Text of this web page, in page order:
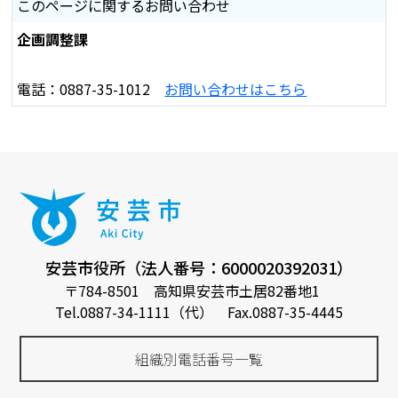
このページに関するお問い合わせ
企画調整課
電話：0887-35-1012 お問い合わせはこちら
安芸市役所（法人番号：6000020392031）
〒784-8501 高知県安芸市土居82番地1
Tel.0887-34-1111（代） Fax.0887-35-4445
組織別電話番号一覧